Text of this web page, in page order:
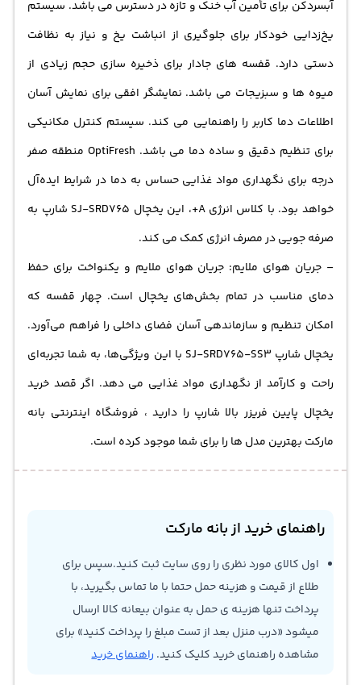
آبسردکن برای تأمین آب خنک و تازه در دسترس می باشد. سیستم
یخ‌زدایی خودکار برای جلوگیری از انباشت یخ و نیاز به نظافت
دستی دارد. قفسه‌ های جادار برای ذخیره‌ سازی حجم زیادی از
میوه‌ ها و سبزیجات می باشد. نمایشگر افقی برای نمایش آسان
اطلاعات دما کاربر را راهنمایی می کند. سیستم کنترل مکانیکی
برای تنظیم دقیق و ساده دما می باشد. OptiFresh منطقه صفر
درجه برای نگهداری مواد غذایی حساس به دما در شرایط ایده‌آل
خواهد بود. با کلاس انرژی A+، این یخچال SJ-SRD765 شارپ به
صرفه‌ جویی در مصرف انرژی کمک می‌ کند.
– جریان هوای ملایم: جریان هوای ملایم و یکنواخت برای حفظ
دمای مناسب در تمام بخش‌های یخچال است. چهار قفسه که
امکان تنظیم و سازماندهی آسان فضای داخلی را فراهم می‌آورد.
یخچال شارپ SJ-SRD765-SS3 با این ویژگی‌ها، به شما تجربه‌ای
راحت و کارآمد از نگهداری مواد غذایی می‌ دهد. اگر قصد خرید
یخچال پایین فریزر بالا شارپ را دارید ، فروشگاه اینترنتی بانه
مارکت بهترین مدل ها را برای شما موجود کرده است.
راهنمای خرید از بانه مارکت
اول کالای مورد نظری را روی سایت ثبت کنید.سپس برای
طلاع از قیمت و هزینه حمل حتما با ما تماس بگیرید، با
پرداخت تنها هزینه ی حمل به عنوان بیعانه کالا ارسال
میشود «درب منزل بعد از تست مبلغ را پرداخت کنید» برای
مشاهده راهنمای خرید کلیک کنید. راهنمای خرید